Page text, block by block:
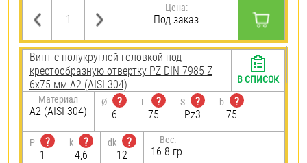
Цена:
Под заказ
Винт с полукруглой головкой под
крестообразную отвертку PZ DIN 7985 Z
6х75 мм А2 (AISI 304)
Материал
А2 (AISI 304)
Ø
?
6
L
?
75
S
?
Pz3
b
?
75
P
?
1
k
?
4,6
dk
?
12
Вес:
16.8 гр.
В СПИСОК